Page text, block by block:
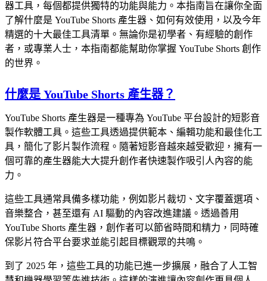
器工具，每個都提供獨特的功能與能力。本指南旨在讓你全面
了解什麼是 YouTube Shorts 產生器、如何有效使用，以及今年
精選的十大最佳工具清單。無論你是初學者、有經驗的創作
者，或專業人士，本指南都能幫助你掌握 YouTube Shorts 創作
的世界。
什麼是 YouTube Shorts 產生器？
YouTube Shorts 產生器是一種專為 YouTube 平台設計的短影音
製作軟體工具。這些工具透過提供範本、編輯功能和最佳化工
具，簡化了影片製作流程。隨著短影音越來越受歡迎，擁有一
個可靠的產生器能大大提升創作者快速製作吸引人內容的能
力。
這些工具通常具備多樣功能，例如影片裁切、文字覆蓋選項、
音樂整合，甚至還有 AI 驅動的內容改進建議。透過善用
YouTube Shorts 產生器，創作者可以節省時間和精力，同時確
保影片符合平台要求並能引起目標觀眾的共鳴。
到了 2025 年，這些工具的功能已進一步擴展，融合了人工智